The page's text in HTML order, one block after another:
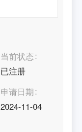
当前状态
已注册
申请日期
2024-11-04